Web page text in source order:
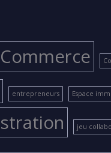
Commerce
entrepreneurs Espace
jeu